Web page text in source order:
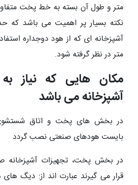
متر و طول آن بسته به خط پخت
نکته بسیار پر اهمیت می باشد که
متر در نظر گرفته شود.
مکان هایی که نیاز
آشپزخانه می باشد
در بخش های پخت و اتاق
بایست هودهای صنعتی نصب گردد
در بخش پخت، تجهیزات آشپزخانه
قرار می گیرند عبارت اند از: دیگ